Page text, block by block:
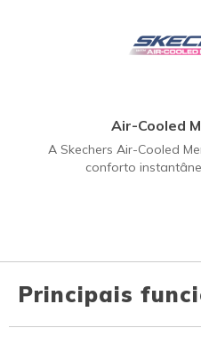
Air-Cooled
A Skechers Air-Cooled
conforto
Principais